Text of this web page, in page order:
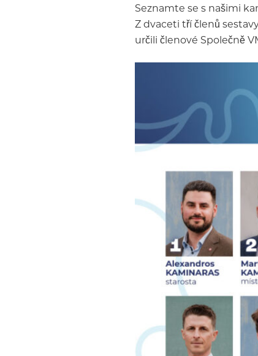
Seznamte se s našimi
Z dvaceti tří členů
určili členové Společně